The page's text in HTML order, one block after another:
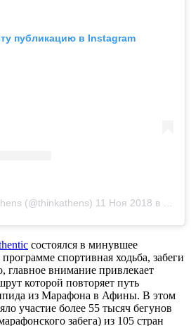
публикацию в Instagram
(@thinkathens) 11 Ноя 2018 в 8:36 PST
состоялся в минувшее
спортивная ходьба, забеги
главное внимание привлекает
которой повторяет путь
из Марафона в Афины. В этом
участие более 55 тысяч бегунов
забега) из 105 стран